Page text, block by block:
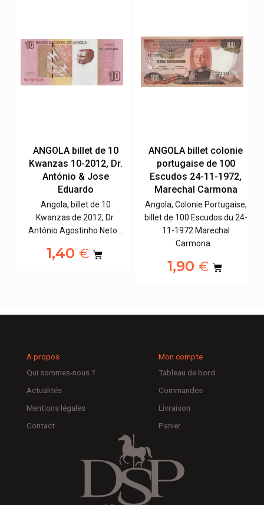
ANGOLA billet de 10
Kwanzas 10-2012, Dr.
António & Jose
Eduardo
Angola, billet de 10
Kwanzas de 2012, Dr.
António Agostinho Neto…
1,40€
ANGOLA billet colonie
portugaise de 100
Escudos 24-11-1972,
Marechal Carmona
Angola, Colonie Portugaise,
billet de 100 Escudos du 24-
11-1972 Marechal
Carmona…
1,90€
A propos
Qui sommes-nous ?
Actualités
Mentions légales
Contact
Mon compte
Tableau de bord
Commandes
Livraison
Panier